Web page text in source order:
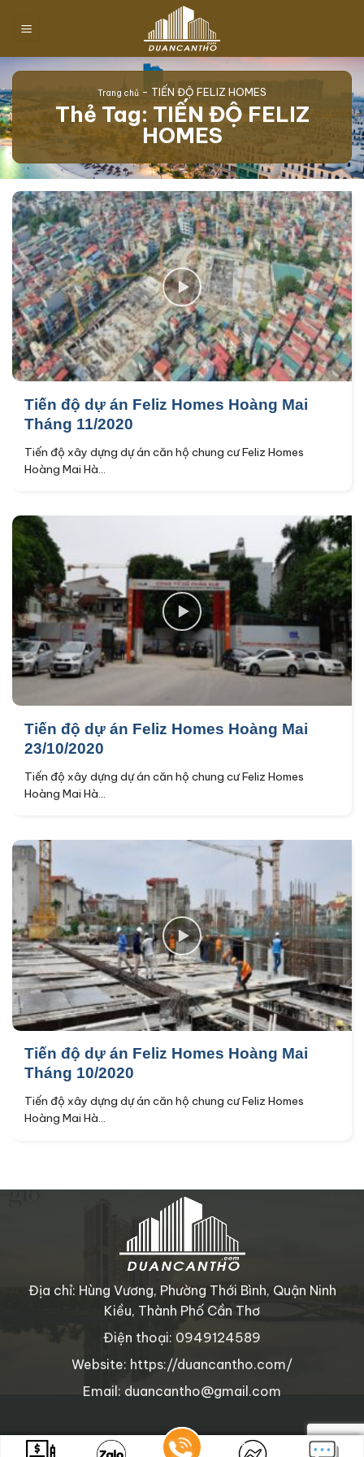
đến
dung
Trang chủ - TIẾN ĐỘ FELIZ HOMES
Thẻ Tag: TIẾN ĐỘ FELIZ
HOMES
Tiến độ dự án Feliz Homes Hoàng Mai
Tháng 11/2020
Tiến độ xây dựng dự án căn hộ chung cư Feliz Homes
Hoàng Mai Hà...
Tiến độ dự án Feliz Homes Hoàng Mai
23/10/2020
Tiến độ xây dựng dự án căn hộ chung cư Feliz Homes
Hoàng Mai Hà...
Tiến độ dự án Feliz Homes Hoàng Mai
Tháng 10/2020
Tiến độ xây dựng dự án căn hộ chung cư Feliz Homes
Hoàng Mai Hà...
Địa chỉ: Hùng Vương, Phường Thới Bình, Quận Ninh
Kiều, Thành Phố Cần Thơ
Điện thoại: 0949124589
Website: https://duancantho.com/
Email: duancantho@gmail.com
Copyright © 2025 duancantho.com . All rights reserved.